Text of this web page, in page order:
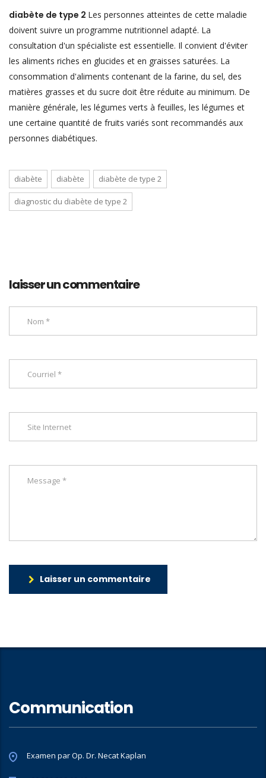
diabète de type 2 Les personnes atteintes de cette maladie
doivent suivre un programme nutritionnel adapté. La
consultation d'un spécialiste est essentielle. Il convient d'éviter
les aliments riches en glucides et en graisses saturées. La
consommation d'aliments contenant de la farine, du sel, des
matières grasses et du sucre doit être réduite au minimum. De
manière générale, les légumes verts à feuilles, les légumes et
une certaine quantité de fruits variés sont recommandés aux
personnes diabétiques.
diabète diabète diabète de type 2
diagnostic du diabète de type 2
laisser un commentaire
Laisser un commentaire
Communication
Examen par Op. Dr. Necat Kaplan